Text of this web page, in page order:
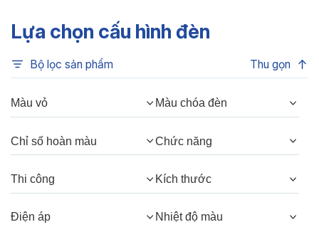
Nhiệt độ màu:6500K, 4000K, 3500K,
3000K, 3CCT
Chỉ số hoàn màu:
Quang thông:
480lm(C), 480lm(N),
Góc chiếu:38°, 24°
Thông số Điện & Lắp đặt
Lựa chọn cấu hình đèn
Bộ lọc sản phẩm Thu gọn
Màu vỏ Màu chóa đèn
Chỉ số hoàn màu Chức năng
Thi công Kích thước
Điện áp Nhiệt độ màu